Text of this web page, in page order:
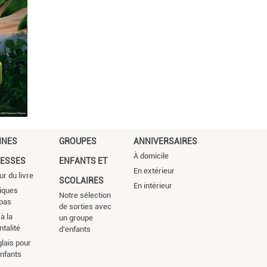
du livre
la
pour
GROUPES
ENFANTS ET
SCOLAIRES
Notre sélection
de sorties avec
un groupe
d'enfants
ANNIVERSAIRES
À domicile
En extérieur
En intérieur